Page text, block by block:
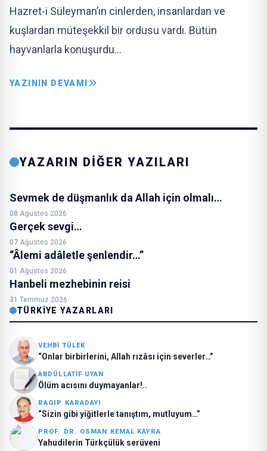
Hazret-i Süleyman’ın cinlerden, insanlardan ve
kuşlardan müteşekkil bir ordusu vardı. Bütün
hayvanlarla konuşurdu…
YAZININ DEVAMI
YAZARIN DİĞER YAZILARI
Sevmek de düşmanlık da Allah için olmalı…
08 Ağustos 2026
Gerçek sevgi…
07 Ağustos 2026
“Âlemi adâletle şenlendir…”
01 Ağustos 2026
Hanbeli mezhebinin reisi
31 Temmuz 2026
TÜRKIYE YAZARLARI
VEHBI TÜLEK
“Onlar birbirlerini, Allah rızâsı için severler…”
ABDÜLLATIF UYAN
Ölüm acısını duymayanlar!..
RAGIP KARADAYI
“Sizin gibi yiğitlerle tanıştım, mutluyum…”
PROF. DR. OSMAN KEMAL KAYRA
Yahudilerin Türkçülük serüveni